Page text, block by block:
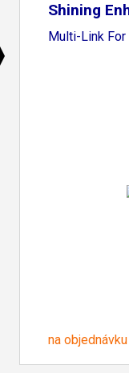
Shining
Multi-Link
na objednávku